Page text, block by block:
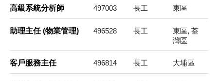
高級系統分析師 497003 長工 東區
助理主任 (物業管理) 496528 長工
東區, 荃
灣區
客戶服務主任 496814 長工 大埔區